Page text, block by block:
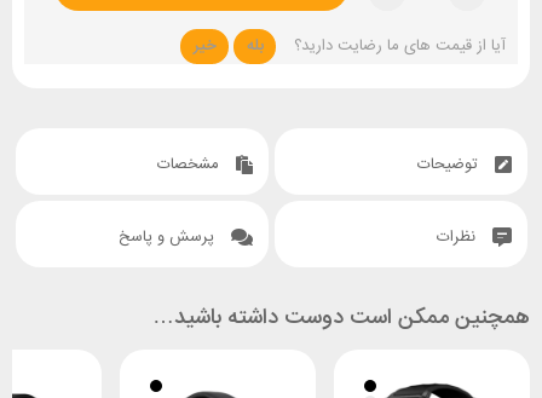
آیا از قیمت های ما رضایت دارید؟ بله خیر
توضیحات مشخصات
نظرات پرسش و پاسخ
همچنین ممکن است دوست داشته باشید…